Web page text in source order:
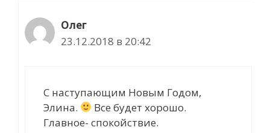
Олег
23.12.2018 в 20:42
С наступающим Новым Годом,
Элина.
Все будет хорошо.
Главное- спокойствие.